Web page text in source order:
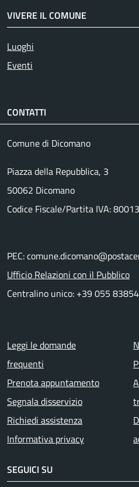
VIVERE IL COMUNE
Luoghi
Eventi
CONTATTI
Comune di Dicomano
Piazza della Repubblica, 3
50062 Dicomano
Codice Fiscale/Partita IVA:
PEC:
Ufficio Relazioni con il Pubblico
Centralino unico: +39 055
Menu piè di
Leggi le domande
frequenti
Prenota appuntamento
Segnala disservizio
Richiedi assistenza
Informativa privacy
SEGUICI SU